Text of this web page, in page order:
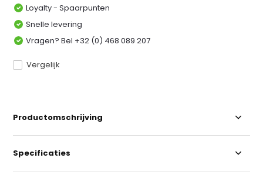
Loyalty - Spaarpunten
Snelle levering
Vragen? Bel +32 (0) 468 089 207
Vergelijk
Productomschrijving
Specificaties